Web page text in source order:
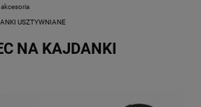
USZTYWNIANE
NA KAJDANKI